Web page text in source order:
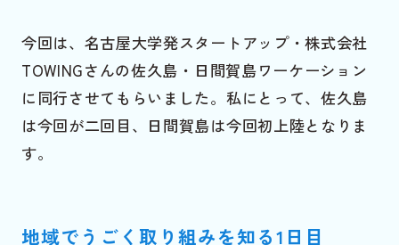
今回は、名古屋大学発スタートアップ・株式会社
TOWINGさんの佐久島・日間賀島ワーケーション
に同行させてもらいました。私にとって、佐久島
は今回が二回目、日間賀島は今回初上陸となりま
す。
地域でうごく取り組みを知る1日目